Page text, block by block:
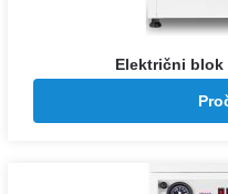
Električni blok